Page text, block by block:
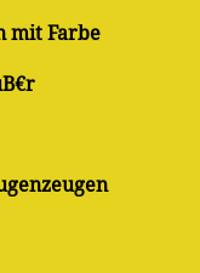
mit Farbe